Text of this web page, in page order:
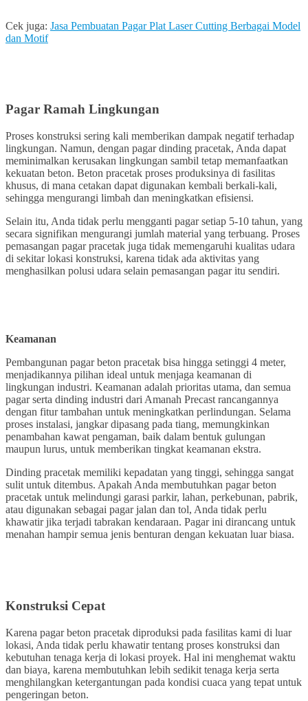
Cek juga: Jasa Pembuatan Pagar Plat Laser Cutting Berbagai Model
dan Motif
Pagar Ramah Lingkungan
Proses konstruksi sering kali memberikan dampak negatif terhadap
lingkungan. Namun, dengan pagar dinding pracetak, Anda dapat
meminimalkan kerusakan lingkungan sambil tetap memanfaatkan
kekuatan beton. Beton pracetak proses produksinya di fasilitas
khusus, di mana cetakan dapat digunakan kembali berkali-kali,
sehingga mengurangi limbah dan meningkatkan efisiensi.
Selain itu, Anda tidak perlu mengganti pagar setiap 5-10 tahun, yang
secara signifikan mengurangi jumlah material yang terbuang. Proses
pemasangan pagar pracetak juga tidak memengaruhi kualitas udara
di sekitar lokasi konstruksi, karena tidak ada aktivitas yang
menghasilkan polusi udara selain pemasangan pagar itu sendiri.
Keamanan
Pembangunan pagar beton pracetak bisa hingga setinggi 4 meter,
menjadikannya pilihan ideal untuk menjaga keamanan di
lingkungan industri. Keamanan adalah prioritas utama, dan semua
pagar serta dinding industri dari Amanah Precast rancangannya
dengan fitur tambahan untuk meningkatkan perlindungan. Selama
proses instalasi, jangkar dipasang pada tiang, memungkinkan
penambahan kawat pengaman, baik dalam bentuk gulungan
maupun lurus, untuk memberikan tingkat keamanan ekstra.
Dinding pracetak memiliki kepadatan yang tinggi, sehingga sangat
sulit untuk ditembus. Apakah Anda membutuhkan pagar beton
pracetak untuk melindungi garasi parkir, lahan, perkebunan, pabrik,
atau digunakan sebagai pagar jalan dan tol, Anda tidak perlu
khawatir jika terjadi tabrakan kendaraan. Pagar ini dirancang untuk
menahan hampir semua jenis benturan dengan kekuatan luar biasa.
Konstruksi Cepat
Karena pagar beton pracetak diproduksi pada fasilitas kami di luar
lokasi, Anda tidak perlu khawatir tentang proses konstruksi dan
kebutuhan tenaga kerja di lokasi proyek. Hal ini menghemat waktu
dan biaya, karena membutuhkan lebih sedikit tenaga kerja serta
menghilangkan ketergantungan pada kondisi cuaca yang tepat untuk
pengeringan beton.